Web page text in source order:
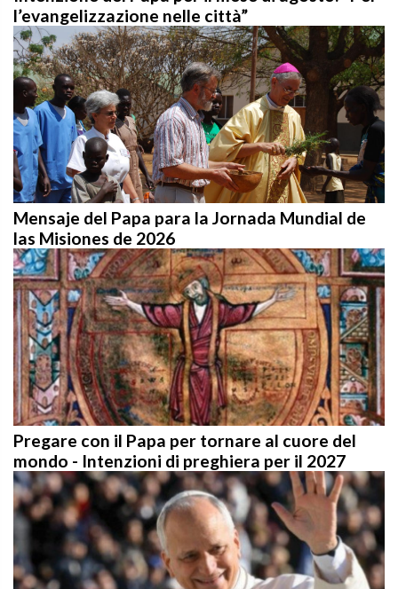
Mensaje del Papa para la Jornada Mundial de
las Misiones de 2026
Pregare con il Papa per tornare al cuore del
mondo - Intenzioni di preghiera per il 2027